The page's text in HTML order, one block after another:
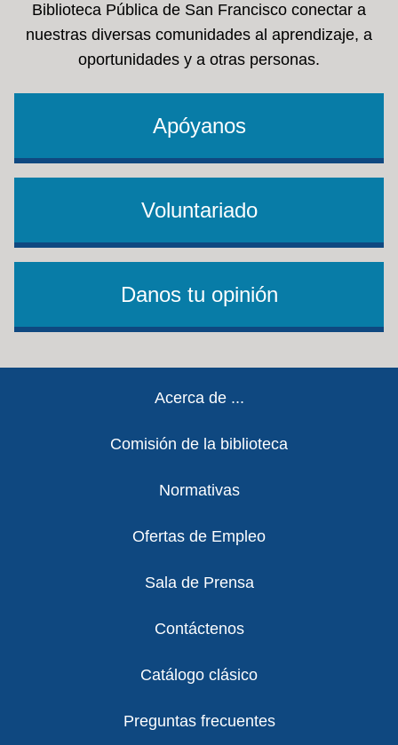
Biblioteca Pública de San Francisco conectar a
nuestras diversas comunidades al aprendizaje, a
oportunidades y a otras personas.
Apóyanos
Voluntariado
Danos tu opinión
Acerca de ...
Comisión de la biblioteca
Normativas
Ofertas de Empleo
Sala de Prensa
Contáctenos
Catálogo clásico
Preguntas frecuentes